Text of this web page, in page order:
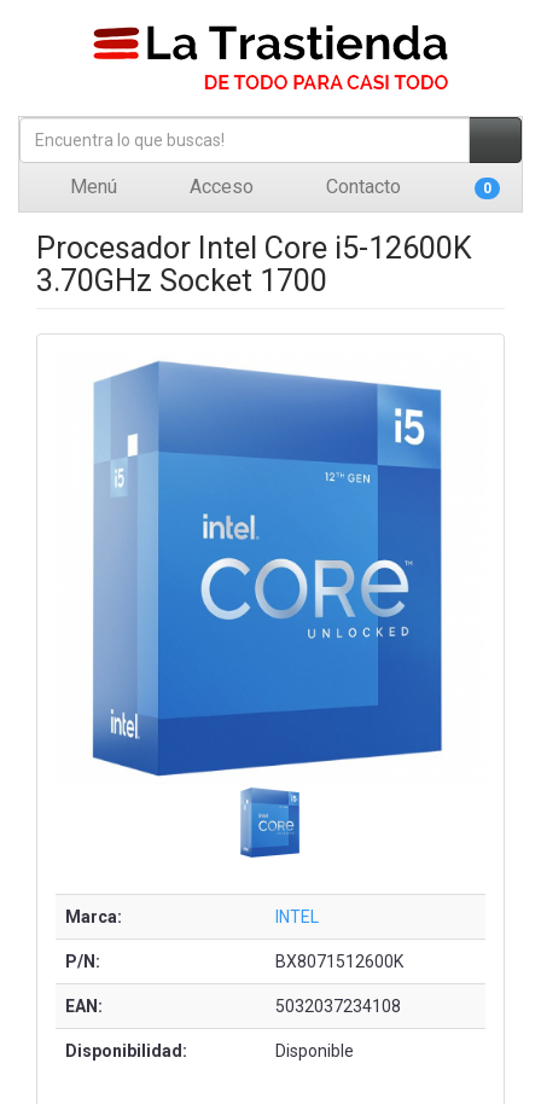
Menú Acceso Contacto 0
Procesador Intel Core i5-12600K
3.70GHz Socket 1700
Marca: INTEL
P/N: BX8071512600K
EAN: 5032037234108
Disponibilidad: Disponible